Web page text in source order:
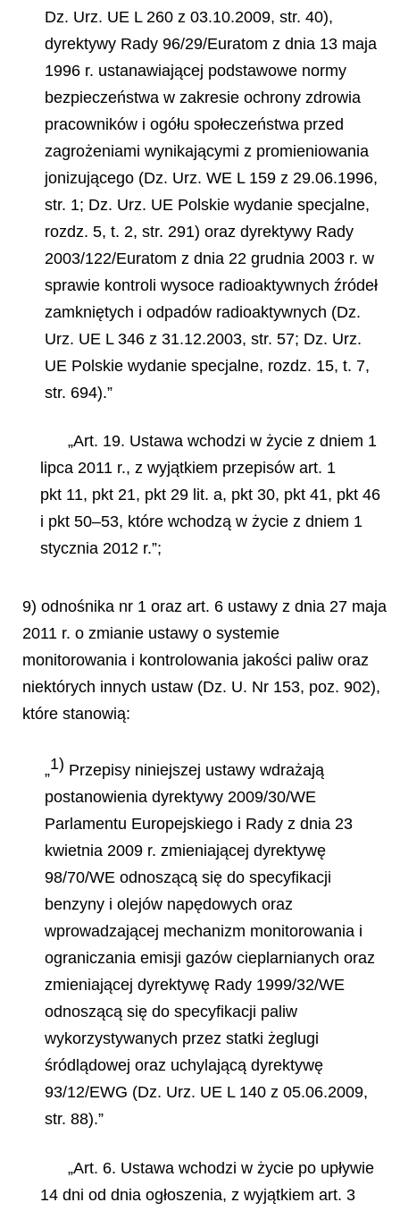
Dz. Urz. UE L 260 z 03.10.2009, str. 40),
dyrektywy Rady 96/29/Euratom z dnia 13 maja
1996 r. ustanawiającej podstawowe normy
bezpieczeństwa w zakresie ochrony zdrowia
pracowników i ogółu społeczeństwa przed
zagrożeniami wynikającymi z promieniowania
jonizującego (Dz. Urz. WE L 159 z 29.06.1996,
str. 1; Dz. Urz. UE Polskie wydanie specjalne,
rozdz. 5, t. 2, str. 291) oraz dyrektywy Rady
2003/122/Euratom z dnia 22 grudnia 2003 r. w
sprawie kontroli wysoce radioaktywnych źródeł
zamkniętych i odpadów radioaktywnych (Dz.
Urz. UE L 346 z 31.12.2003, str. 57; Dz. Urz.
UE Polskie wydanie specjalne, rozdz. 15, t. 7,
str. 694).”
„Art. 19. Ustawa wchodzi w życie z dniem 1
lipca 2011 r., z wyjątkiem przepisów art. 1
pkt 11, pkt 21, pkt 29 lit. a, pkt 30, pkt 41, pkt 46
i pkt 50–53, które wchodzą w życie z dniem 1
stycznia 2012 r.”;
9) odnośnika nr 1 oraz art. 6 ustawy z dnia 27 maja
2011 r. o zmianie ustawy o systemie
monitorowania i kontrolowania jakości paliw oraz
niektórych innych ustaw (Dz. U. Nr 153, poz. 902),
które stanowią:
„1) Przepisy niniejszej ustawy wdrażają
postanowienia dyrektywy 2009/30/WE
Parlamentu Europejskiego i Rady z dnia 23
kwietnia 2009 r. zmieniającej dyrektywę
98/70/WE odnoszącą się do specyfikacji
benzyny i olejów napędowych oraz
wprowadzającej mechanizm monitorowania i
ograniczania emisji gazów cieplarnianych oraz
zmieniającej dyrektywę Rady 1999/32/WE
odnoszącą się do specyfikacji paliw
wykorzystywanych przez statki żeglugi
śródlądowej oraz uchylającą dyrektywę
93/12/EWG (Dz. Urz. UE L 140 z 05.06.2009,
str. 88).”
„Art. 6. Ustawa wchodzi w życie po upływie
14 dni od dnia ogłoszenia, z wyjątkiem art. 3